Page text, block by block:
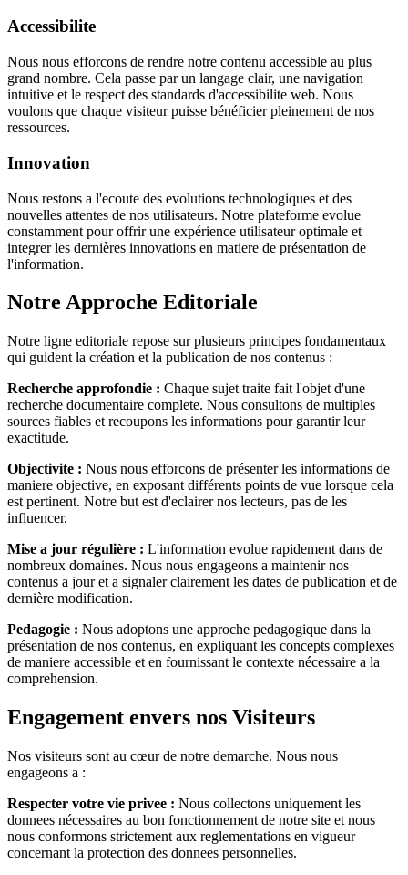
Accessibilite
Nous nous efforcons de rendre notre contenu accessible au plus
grand nombre. Cela passe par un langage clair, une navigation
intuitive et le respect des standards d'accessibilite web. Nous
voulons que chaque visiteur puisse bénéficier pleinement de nos
ressources.
Innovation
Nous restons a l'ecoute des evolutions technologiques et des
nouvelles attentes de nos utilisateurs. Notre plateforme evolue
constamment pour offrir une expérience utilisateur optimale et
integrer les dernières innovations en matiere de présentation de
l'information.
Notre Approche Editoriale
Notre ligne editoriale repose sur plusieurs principes fondamentaux
qui guident la création et la publication de nos contenus :
Recherche approfondie : Chaque sujet traite fait l'objet d'une
recherche documentaire complete. Nous consultons de multiples
sources fiables et recoupons les informations pour garantir leur
exactitude.
Objectivite : Nous nous efforcons de présenter les informations de
maniere objective, en exposant différents points de vue lorsque cela
est pertinent. Notre but est d'eclairer nos lecteurs, pas de les
influencer.
Mise a jour régulière : L'information evolue rapidement dans de
nombreux domaines. Nous nous engageons a maintenir nos
contenus a jour et a signaler clairement les dates de publication et de
dernière modification.
Pedagogie : Nous adoptons une approche pedagogique dans la
présentation de nos contenus, en expliquant les concepts complexes
de maniere accessible et en fournissant le contexte nécessaire a la
comprehension.
Engagement envers nos Visiteurs
Nos visiteurs sont au cœur de notre demarche. Nous nous
engageons a :
Respecter votre vie privee : Nous collectons uniquement les
donnees nécessaires au bon fonctionnement de notre site et nous
nous conformons strictement aux reglementations en vigueur
concernant la protection des donnees personnelles.